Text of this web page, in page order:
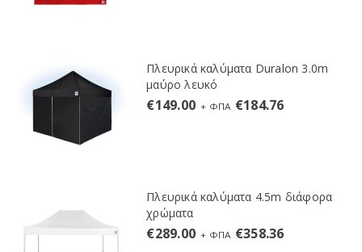
Πλευρικά καλύματα Duralon 3.0m
μαύρο λευκό
€149.00 + ΦΠΑ €184.76
Πλευρικά καλύματα 4.5m διάφορα
χρώματα
€289.00 + ΦΠΑ €358.36